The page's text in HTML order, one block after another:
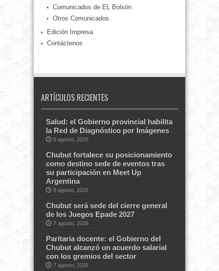
Comunicados de EL Bolsón
Otros Comunicados
Edición Impresa
Contáctenos
ARTÍCULOS RECIENTES
Salud: el Gobierno provincial habilita
la Red de Diagnóstico por Imágenes
8 agosto, 2026
Chubut fortalece su posicionamiento
como destino sede de eventos tras
su participación en Meet Up
Argentina
8 agosto, 2026
Chubut será sede del cierre general
de los Juegos Epade 2027
7 agosto, 2026
Paritaria docente: el Gobierno del
Chubut alcanzó un acuerdo salarial
con los gremios del sector
7 agosto, 2026